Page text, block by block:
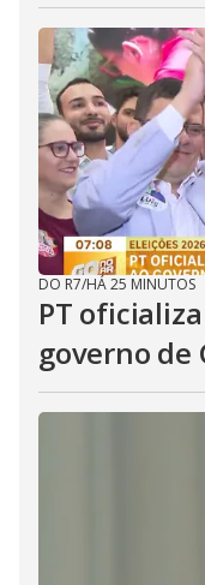
DO R7/HÁ 25 MINUTOS
PT
governo de